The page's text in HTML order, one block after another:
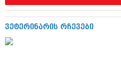
გვარები
კალეიდოსკოპი
ვეტერინარის რჩევები